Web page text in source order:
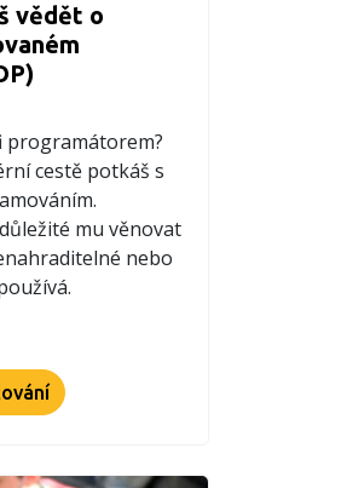
vědět o
programátorem?
cestě potkáš s
mu věnovat
nebo